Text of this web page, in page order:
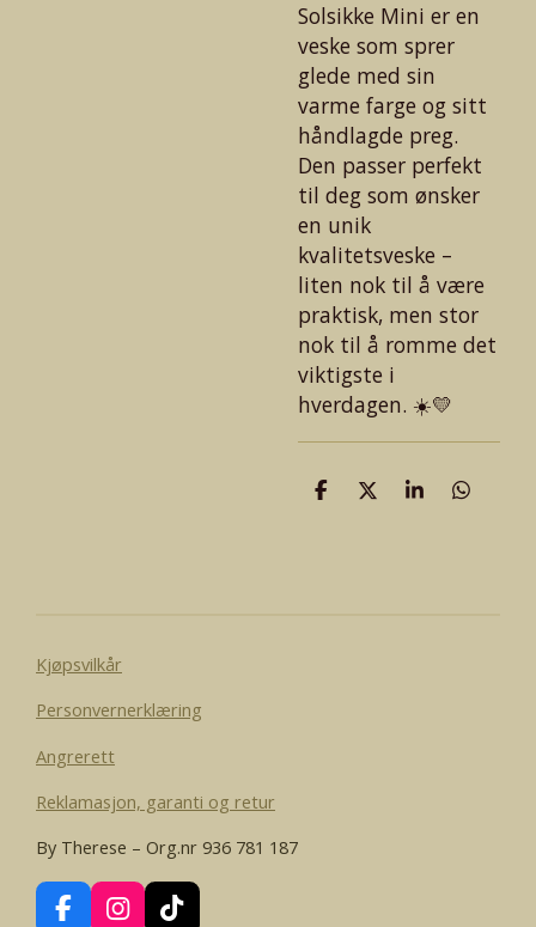
Solsikke Mini er en
veske som sprer
glede med sin
varme farge og sitt
håndlagde preg.
Den passer perfekt
til deg som ønsker
en unik
kvalitetsveske –
liten nok til å være
praktisk, men stor
nok til å romme det
viktigste i
hverdagen. ☀️💛
D
D
D
D
Kjøpsvilkår
Personvernerklæring
Angrerett
Reklamasjon, garanti og retur
By Therese – Org.nr 936 781 187
F I T